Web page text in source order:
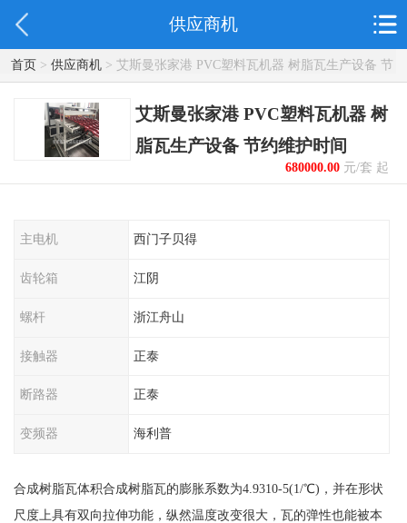
供应商机
首页> 供应商机> 艾斯曼张家港 PVC塑料瓦机器 树脂瓦生产设备 节
约维护时间
艾斯曼张家港 PVC塑料瓦机器 树
脂瓦生产设备 节约维护时间
680000.00元/套 起
主电机 西门子贝得
齿轮箱 江阴
螺杆 浙江舟山
接触器 正泰
断路器 正泰
变频器 海利普
合成树脂瓦体积合成树脂瓦的膨胀系数为4.9310-5(1/℃)，并在形状
尺度上具有双向拉伸功能，纵然温度改变很大，瓦的弹性也能被本